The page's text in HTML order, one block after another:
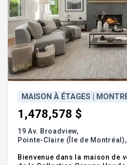
MAISON À ÉTAGES |
1,478,578 $
19 Av. Broadview,
Pointe-Claire (Île de Montréal),
Bienvenue dans la maison de